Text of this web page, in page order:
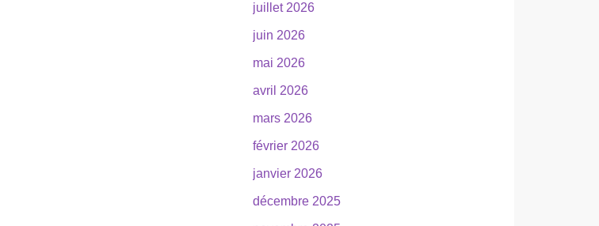
juillet 2026
juin 2026
mai 2026
avril 2026
mars 2026
février 2026
janvier 2026
décembre 2025